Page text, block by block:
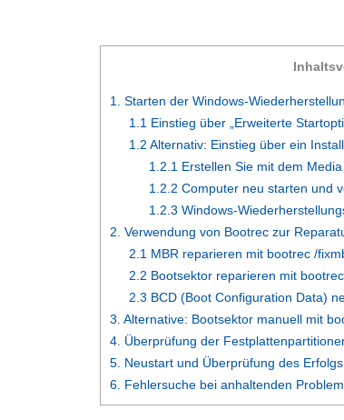
1. Starten der Windows-
1.1 Einstieg über „Erweiterte
1.2 Alternativ: Einstieg über ein
1.2.1 Erstellen Sie mit dem
1.2.2 Computer neu starten und
1.2.3 Windows-
2. Verwendung von Bootrec zur
2.1 MBR reparieren mit bootrec /
2.2 Bootsektor reparieren mit
2.3 BCD (Boot Configuration Data)
3. Alternative: Bootsektor manuell mit
4. Überprüfung der
5. Neustart und Überprüfung des Erfolgs
6. Fehlersuche bei anhaltenden